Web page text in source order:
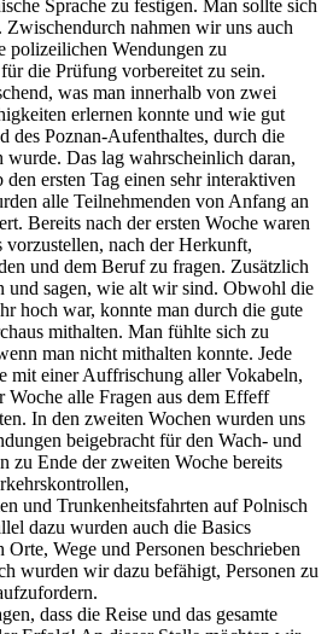
Sprache zu festigen. Man sollte sich
Zwischendurch nahmen wir uns auch
polizeilichen Wendungen zu
die Prüfung vorbereitet zu sein.
was man innerhalb von zwei
erlernen konnte und wie gut
des Poznan-Aufenthaltes, durch die
wurde. Das lag wahrscheinlich daran,
ersten Tag einen sehr interaktiven
alle Teilnehmenden von Anfang an
Bereits nach der ersten Woche waren
nach der Herkunft,
und dem Beruf zu fragen. Zusätzlich
und sagen, wie alt wir sind. Obwohl die
hoch war, konnte man durch die gute
mithalten. Man fühlte sich zu
man nicht mithalten konnte. Jede
mit einer Auffrischung aller Vokabeln,
Woche alle Fragen aus dem Effeff
In den zweiten Wochen wurden uns
beigebracht für den Wach- und
zu Ende der zweiten Woche bereits
und Trunkenheitsfahrten auf Polnisch
dazu wurden auch die Basics
Orte, Wege und Personen beschrieben
wurden wir dazu befähigt, Personen zu
dass die Reise und das gesamte